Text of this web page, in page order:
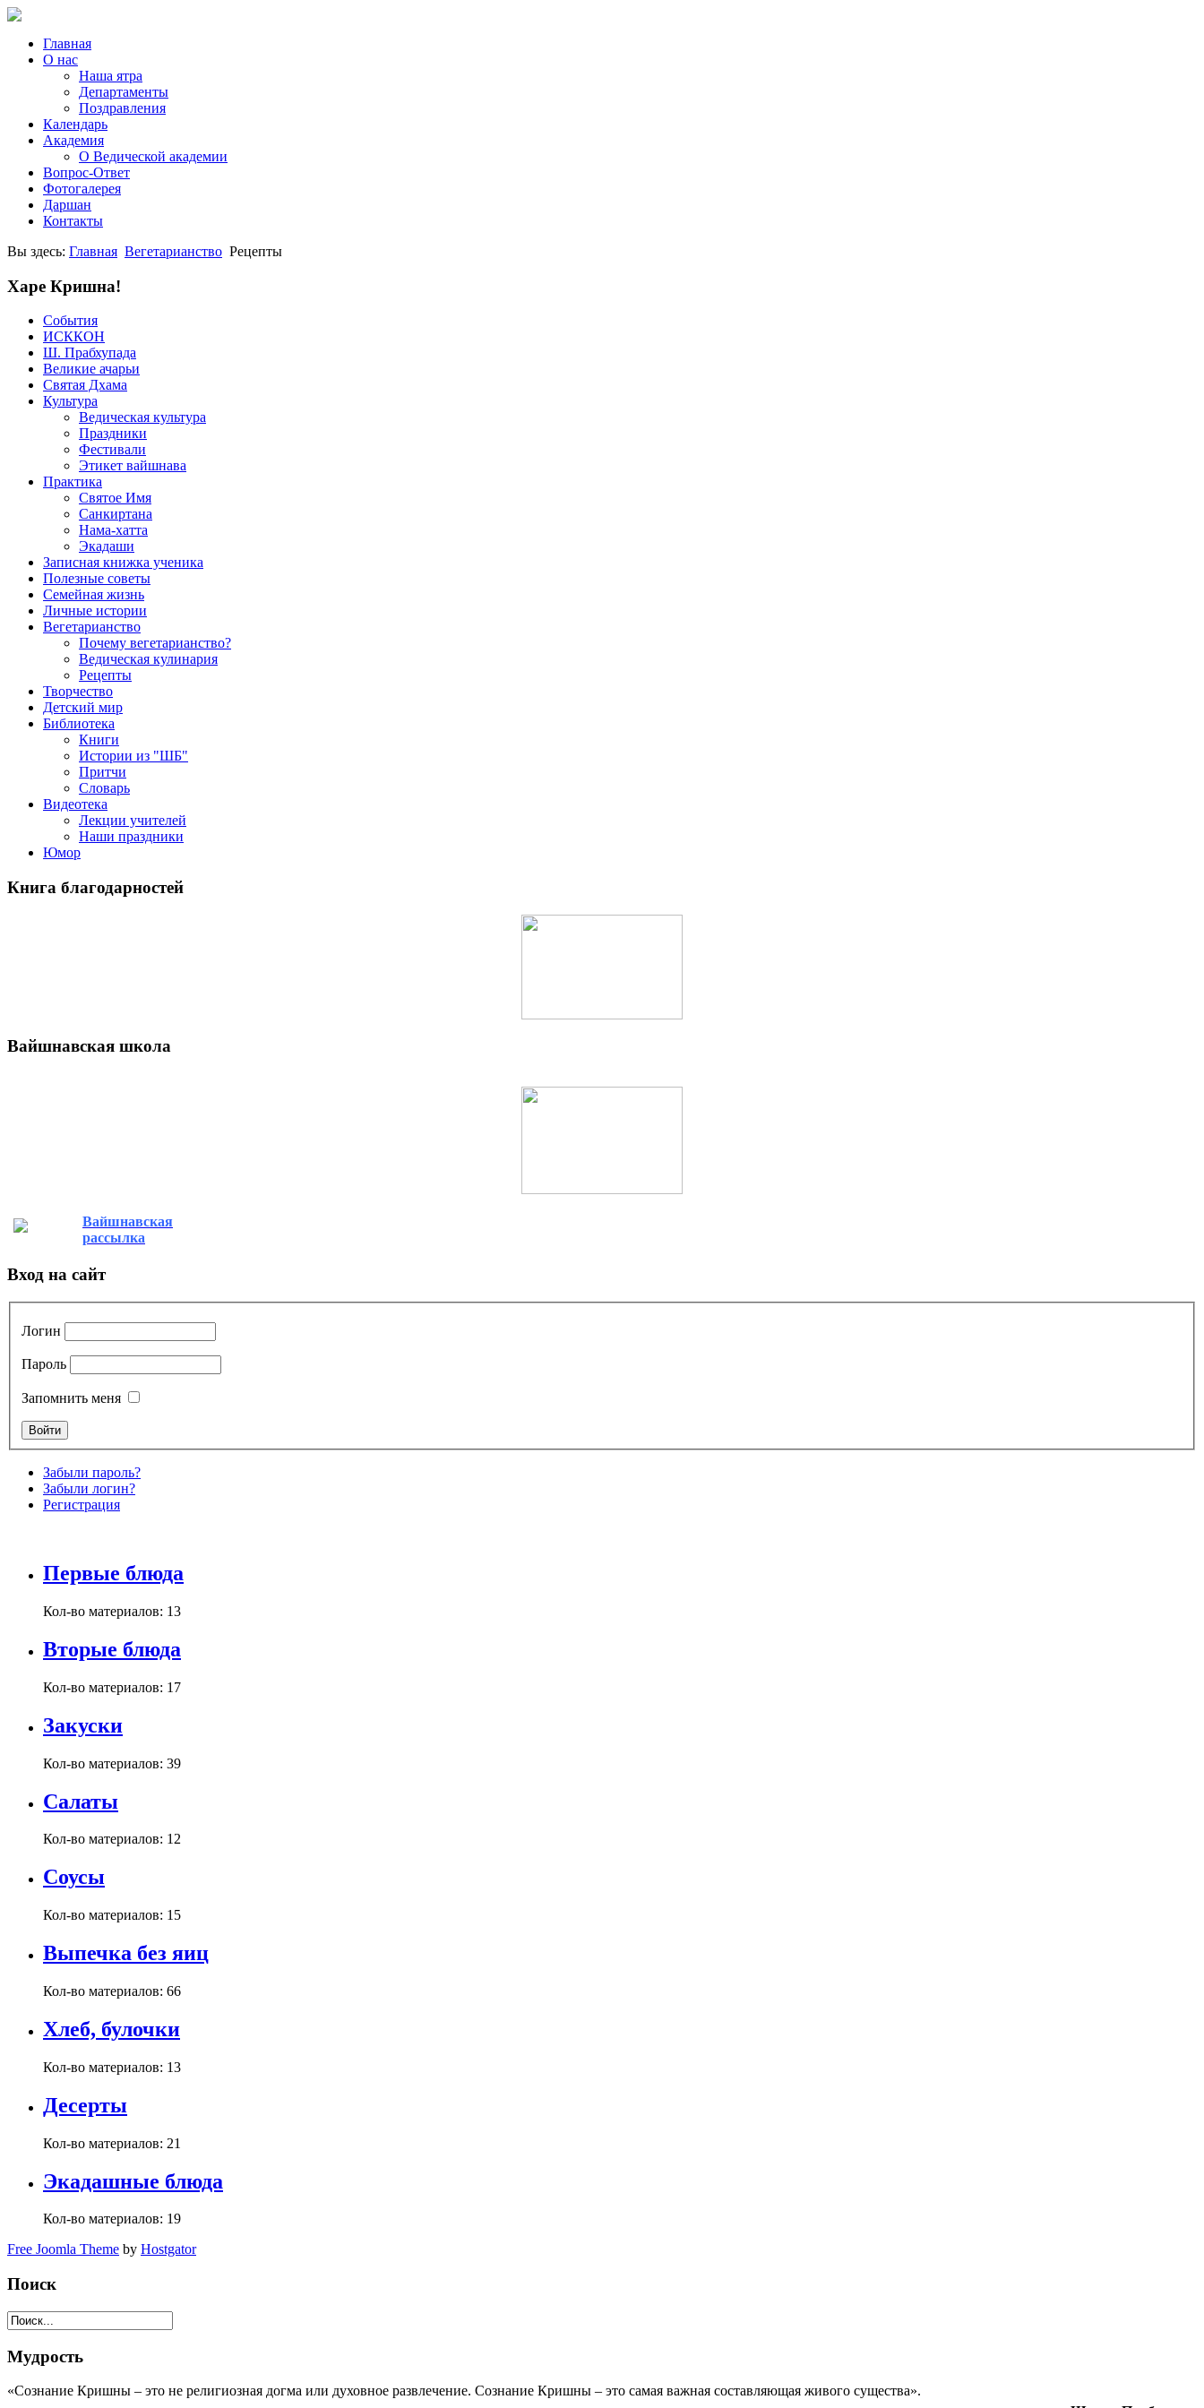
Главная
О нас
Наша ятра
Департаменты
Поздравления
Календарь
Академия
О Ведической академии
Вопрос-Ответ
Фотогалерея
Даршан
Контакты
Вы здесь: Главная Вегетарианство Рецепты
Харе Кришна!
События
ИСККОН
Ш. Прабхупада
Великие ачарьи
Святая Дхама
Культура
Ведическая культура
Праздники
Фестивали
Этикет вайшнава
Практика
Святое Имя
Санкиртана
Нама-хатта
Экадаши
Записная книжка ученика
Полезные советы
Семейная жизнь
Личные истории
Вегетарианство
Почему вегетарианство?
Ведическая кулинария
Рецепты
Творчество
Детский мир
Библиотека
Книги
Истории из "ШБ"
Притчи
Словарь
Видеотека
Лекции учителей
Наши праздники
Юмор
Книга благодарностей
Вайшнавская школа
Вайшнавская
рассылка
Вход на сайт
Логин
Пароль
Запомнить меня
Забыли пароль?
Забыли логин?
Регистрация
Первые блюда
Кол-во материалов: 13
Вторые блюда
Кол-во материалов: 17
Закуски
Кол-во материалов: 39
Салаты
Кол-во материалов: 12
Соусы
Кол-во материалов: 15
Выпечка без яиц
Кол-во материалов: 66
Хлеб, булочки
Кол-во материалов: 13
Десерты
Кол-во материалов: 21
Экадашные блюда
Кол-во материалов: 19
Free Joomla Theme by Hostgator
Поиск
Мудрость
«Сознание Кришны – это не религиозная догма или духовное развлечение. Сознание Кришны – это самая важная составляющая живого существа».